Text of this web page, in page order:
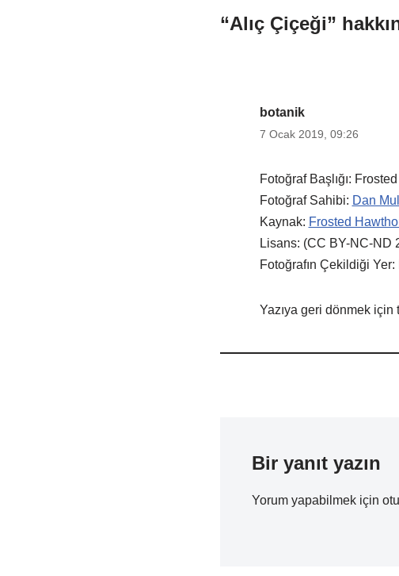
“Alıç Çiçeği”
botanik
7 Ocak 2019, 09:26
Fotoğraf Başlığı:
Fotoğraf Sahibi: Dan
Kaynak: Frosted
Lisans: (CC BY-NC-ND
Fotoğrafın Çekildiği
Yazıya geri dönmek için
Bir yanıt yazın
Yorum yapabilmek için